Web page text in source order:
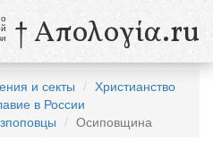
† Απολογία.ru
и секты
Христианство
в России
Осиповщина